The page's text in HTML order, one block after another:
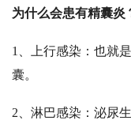
不良习惯，避免频繁
为什么会患有精囊炎
1、上行感染：也就
囊。
2、淋巴感染：泌尿